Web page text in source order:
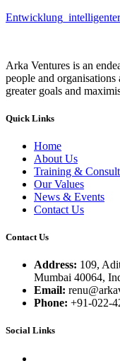
Arka Ventures is an
people and organisations
greater goals and
Quick Links
Home
About Us
Training &
Our Values
News & Events
Contact Us
Contact Us
Address: 109,
Mumbai 40064,
Email:
Phone: +91-022-
Social Links